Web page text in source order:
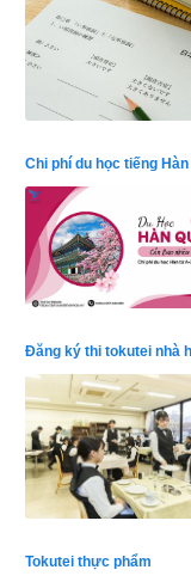
Chi phí du học tiếng Hàn
Đăng ký thi tokutei nhà
Tokutei thực phẩm